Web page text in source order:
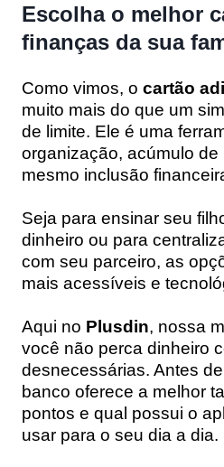
Escolha o melhor
finanças da sua
Como vimos, o cartão
muito mais do que um
de limite. Ele é uma
organização, acúmulo
mesmo inclusão
Seja para ensinar seu
dinheiro ou para
com seu parceiro, as
mais acessíveis e
Aqui no Plusdin, nossa
você não perca dinheiro
desnecessárias. Antes
banco oferece a melhor
pontos e qual possui o
usar para o seu dia a dia.